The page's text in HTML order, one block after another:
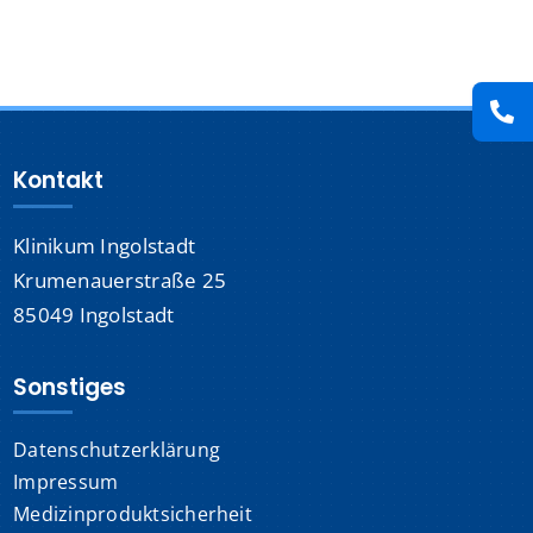
Kontakt
Karriere
Suche
nach:
Kontakt
Klinikum Ingolstadt
Krumenauerstraße 25
85049 Ingolstadt
Sonstiges
Datenschutzerklärung
Impressum
Medizinproduktsicherheit